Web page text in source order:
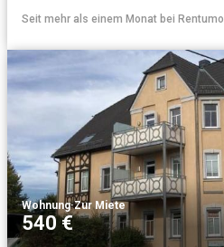
Seit mehr als einem Monat bei Rentumo
Wohnung·Zur Miete
540 €